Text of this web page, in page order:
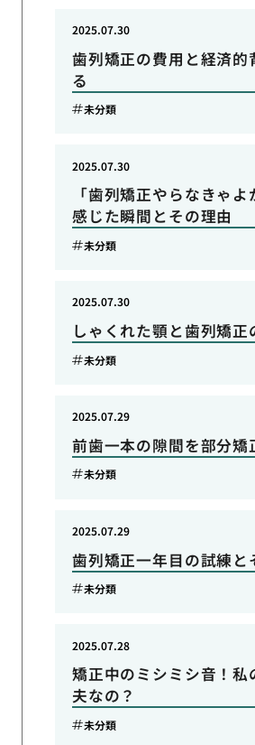
歯列矯正の費用と経済的
る
2025.07.30
未分類
「歯列矯正やらなきゃよ
感じた瞬間とその理由
2025.07.30
未分類
しゃくれた顎と歯列矯正
2025.07.30
未分類
前歯一本の隙間を部分矯
2025.07.29
未分類
歯列矯正一年目の試練と
2025.07.29
未分類
矯正中のミシミシ音！私
夫なの？
2025.07.28
未分類